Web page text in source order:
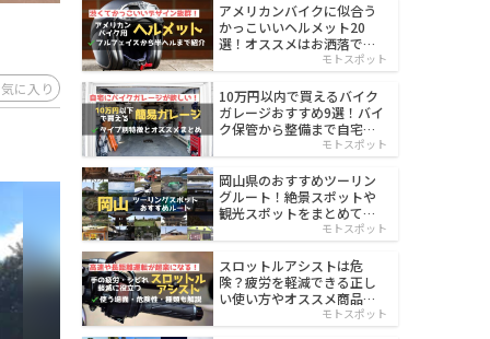
に入り
アメリカンバイクに似合う
かっこいいヘルメット20
選！オススメはお洒落でワ
モトスポット
10万円以内で買えるバイク
ガレージおすすめ9選！バイ
ク保管から整備まで自宅で
モトスポット
岡山県のおすすめツーリン
グルート！絶景スポットや
観光スポットをまとめて紹
モトスポット
スロットルアシストは危
険？疲労を軽減できる正し
い使い方やオススメ商品を
モトスポット